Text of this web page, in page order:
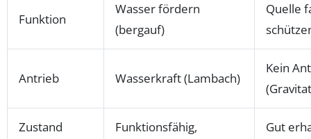
Funktion
Wasser fördern
(bergauf)
Quelle
Antrieb Wasserkraft (Lambach)
Kein
Zustand
Funktionsfähig,
Gut